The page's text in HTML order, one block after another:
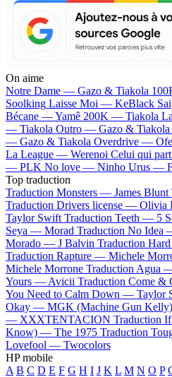
On aime
Notre Dame — Gazo & Tiakola
Soolking Laisse Moi — KeBlack
Bécane —Yamê 200K — Tiakola
— Tiakola Outro — Gazo & Tiakola
— Gazo & Tiakola Overdrive —
La League — Werenoi Celui qui
— PLK No love — Ninho Urus —
Top traduction
Traduction Monsters — James Blunt
Traduction Drivers license — Olivia
Taylor Swift Traduction Teeth — 5
Seya — Morad Traduction No Idea
Morado — J Balvin Traduction
Traduction Rapture — Michele
Michele Morrone Traduction Agua
Yours — Avicii Traduction Come
You Need to Calm Down — Taylor
Okay — MGK (Machine Gun Kelly)
— XXXTENTACION Traduction
Know) — The 1975 Traduction
Lovefool — Twocolors
HP mobile
A B C D E F G H I J K L M N O P